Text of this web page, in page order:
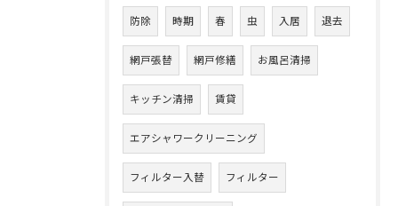
防除 時期 春 虫 入居 退去
網戸張替 網戸修繕 お風呂清掃
キッチン清掃 賃貸
エアシャワークリーニング
フィルター入替 フィルター